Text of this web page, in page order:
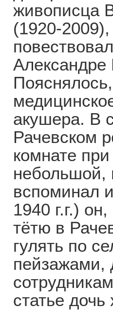
живописца
(1920-
акушера. В
Рачевском
комнате
небольшой,
вспоминал
1940 г.г.)
тётю в
гулять по
пейзажами,
статье дочь